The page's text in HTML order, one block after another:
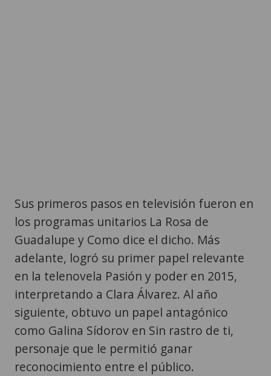
Sus primeros pasos en televisión fueron en
los programas unitarios La Rosa de
Guadalupe y Como dice el dicho. Más
adelante, logró su primer papel relevante
en la telenovela Pasión y poder en 2015,
interpretando a Clara Álvarez. Al año
siguiente, obtuvo un papel antagónico
como Galina Sídorov en Sin rastro de ti,
personaje que le permitió ganar
reconocimiento entre el público.